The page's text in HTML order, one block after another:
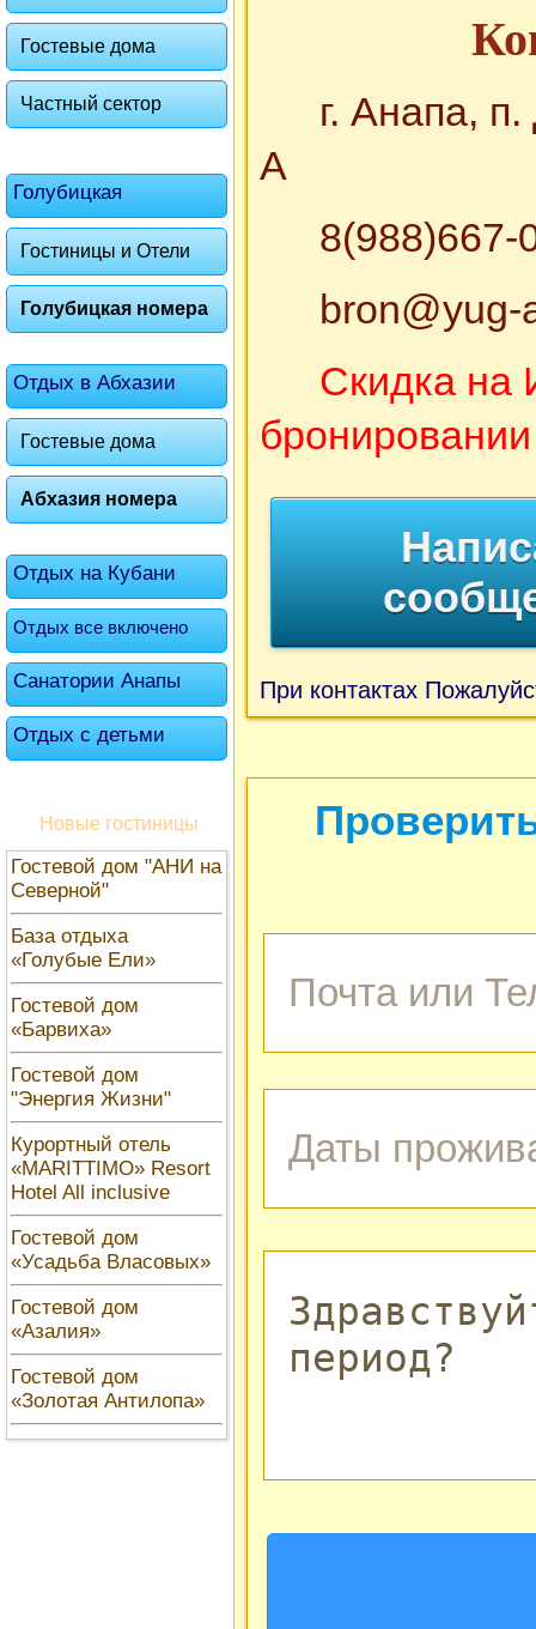
Гостевые дома
Частный сектор
Голубицкая
Гостиницы и Отели
Голубицкая номера
Отдых в Абхазии
Гостевые дома
Абхазия номера
Отдых на Кубани
Отдых все включено
Санатории Анапы
Отдых с детьми
Новые гостиницы
Гостевой дом "АНИ на
Северной"
База отдыха
«Голубые Ели»
Гостевой дом
«Барвиха»
Гостевой дом
"Энергия Жизни"
Курортный отель
«MARITTIMO» Resort
Hotel All inclusive
Гостевой дом
«Усадьба Власовых»
Гостевой дом
«Азалия»
Гостевой дом
«Золотая Антилопа»
г. Анапа,
А
8(988)667-
bron@yug-
Скидка на
При контактах